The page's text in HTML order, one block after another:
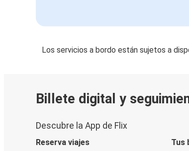
Los servicios a bordo están sujetos a
Billete digital y
Descubre la App de Flix
Reserva viajes Tus